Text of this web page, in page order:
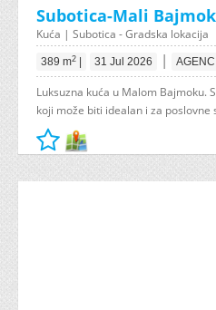
Subotica-Mali
Kuća | Subotica - Gradska lokacija
389 m2 31 Jul 2026 |
Luksuzna kuća u Malom Bajmoku.
koji može biti idealan i za poslovne